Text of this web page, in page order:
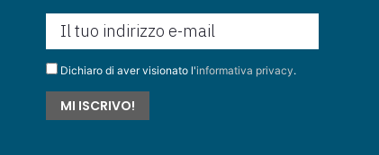
Dichiaro di aver visionato l'informativa privacy.